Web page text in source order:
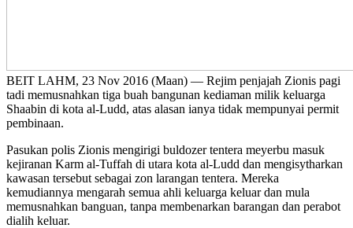
BEIT LAHM, 23 Nov 2016 (Maan) — Rejim penjajah Zionis pagi
tadi memusnahkan tiga buah bangunan kediaman milik keluarga
Shaabin di kota al-Ludd, atas alasan ianya tidak mempunyai permit
pembinaan.
Pasukan polis Zionis mengirigi buldozer tentera meyerbu masuk
kejiranan Karm al-Tuffah di utara kota al-Ludd dan mengisytharkan
kawasan tersebut sebagai zon larangan tentera. Mereka
kemudiannya mengarah semua ahli keluarga keluar dan mula
memusnahkan banguan, tanpa membenarkan barangan dan perabot
dialih keluar.